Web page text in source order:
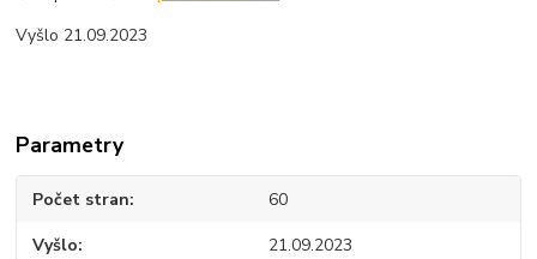
Vyšlo 21.09.2023
Parametry
Počet stran 60
Vyšlo 21.09.2023